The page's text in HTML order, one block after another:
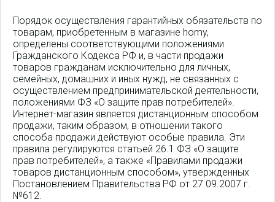
Порядок осуществления гарантийных обязательств по
товарам, приобретенным в магазине homy,
определены соответствующими положениями
Гражданского Кодекса РФ и, в части продажи
товаров гражданам исключительно для личных,
семейных, домашних и иных нужд, не связанных с
осуществлением предпринимательской деятельности,
положениями ФЗ «О защите прав потребителей».
Интернет-магазин является дистанционным способом
продажи, таким образом, в отношении такого
способа продажи действуют особые правила. Эти
правила регулируются статьей 26.1 ФЗ «О защите
прав потребителей», а также «Правилами продажи
товаров дистанционным способом», утвержденных
Постановлением Правительства РФ от 27.09.2007 г.
№612.